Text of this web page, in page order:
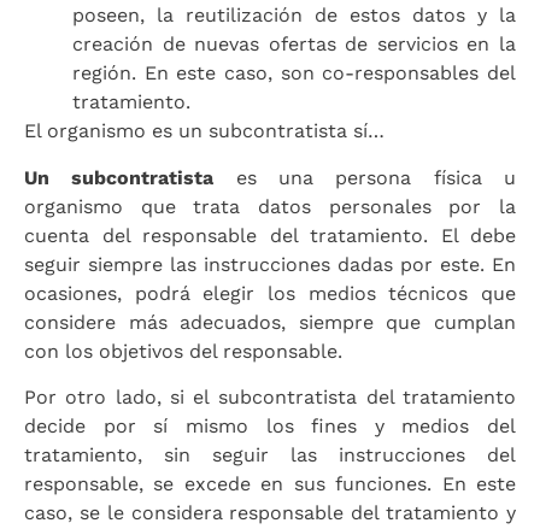
poseen, la reutilización de estos datos y la
creación de nuevas ofertas de servicios en la
región. En este caso, son co-responsables del
tratamiento.
El organismo es un subcontratista sí…
Unsubcontratista es una persona física u
organismo que trata datos personales por la
cuenta del responsable del tratamiento. El debe
seguir siempre las instrucciones dadas por este. En
ocasiones, podrá elegir los medios técnicos que
considere más adecuados, siempre que cumplan
con los objetivos del responsable.
Por otro lado, si el subcontratista del tratamiento
decide por sí mismo los fines y medios del
tratamiento, sin seguir las instrucciones del
responsable, se excede en sus funciones. En este
caso, se le considera responsable del tratamiento y